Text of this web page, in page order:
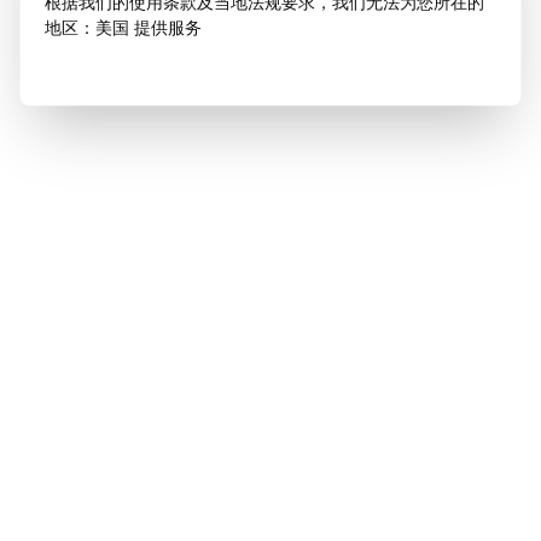
地区：美国 提供服务